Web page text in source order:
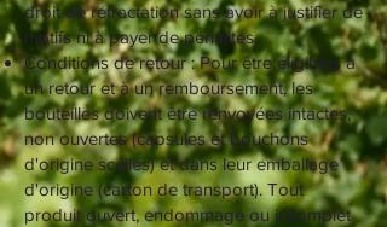
droit de rétractation sans avoir à justifier de
motifs ni à payer de pénalités.
Conditions de retour : Pour être éligibles à
un retour et à un remboursement, les
bouteilles doivent être renvoyées intactes,
non ouvertes (capsules et bouchons
d'origine scellés) et dans leur emballage
d'origine (carton de transport). Tout
produit ouvert, endommagé ou incomplet